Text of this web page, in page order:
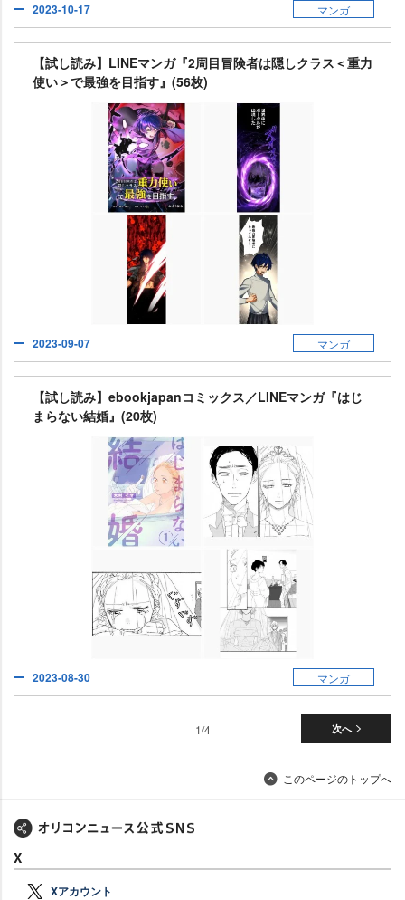
2023-10-17 マンガ
【試し読み】LINEマンガ『2周目冒険者は隠しクラス＜重力
使い＞で最強を目指す』(56枚)
2023-09-07 マンガ
【試し読み】ebookjapanコミックス／LINEマンガ『はじ
まらない結婚』(20枚)
2023-08-30 マンガ
次へ
1/4
このページのトップへ
X
Xアカウント